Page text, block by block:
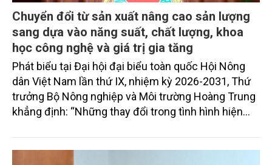
Chuyển đổi từ sản xuất nâng cao sản lượng
sang dựa vào năng suất, chất lượng, khoa
học công nghệ và giá trị gia tăng
Phát biểu tại Đại hội đại biểu toàn quốc Hội Nông
dân Việt Nam lần thứ IX, nhiệm kỳ 2026-2031, Thứ
trưởng Bộ Nông nghiệp và Môi trường Hoàng Trung
khẳng định: “Những thay đổi trong tình hình hiện
duy phát triển. Từ sản xuất nông nghiệp sang kinh